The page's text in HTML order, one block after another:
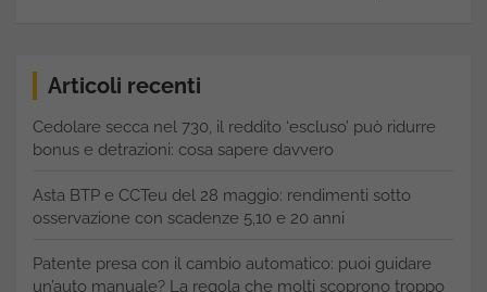
Articoli recenti
Cedolare secca nel 730, il reddito ‘escluso’ può ridurre
bonus e detrazioni: cosa sapere davvero
Asta BTP e CCTeu del 28 maggio: rendimenti sotto
osservazione con scadenze 5,10 e 20 anni
Patente presa con il cambio automatico: puoi guidare
un’auto manuale? La regola che molti scoprono troppo